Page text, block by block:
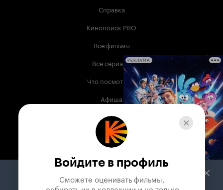
Справка
Кинопоиск PRO
Все фильмы
Все сериалы
Что посмотреть
Афиша
Музыка
Телепрограмма
Служба поддержки
РЕКЛАМА
Войдите в профиль
Сможете оценивать фильмы,